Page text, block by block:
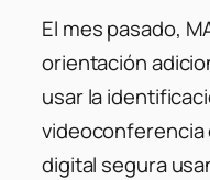
El mes pasado,
orientación
usar la
videoconferencia
digital segura